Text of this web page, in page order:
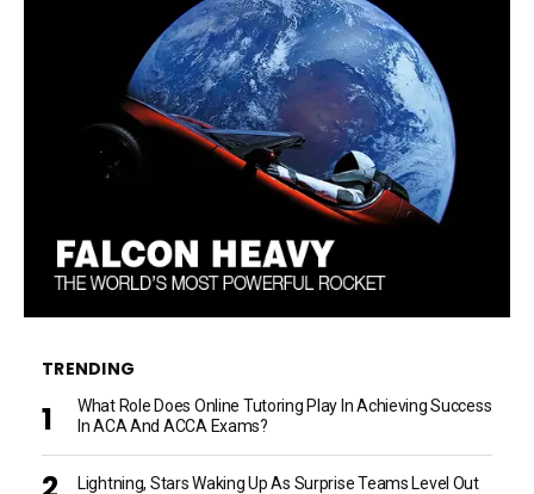
TRENDING
What Role Does Online Tutoring Play In Achieving Success
In ACA And ACCA Exams?
Lightning, Stars Waking Up As Surprise Teams Level Out